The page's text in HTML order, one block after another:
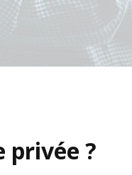
privée ?